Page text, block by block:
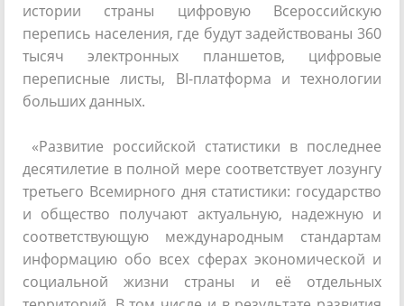
истории страны цифровую Всероссийскую
перепись населения, где будут задействованы 360
тысяч электронных планшетов, цифровые
переписные листы, BI-платформа и технологии
больших данных.
«Развитие российской статистики в последнее
десятилетие в полной мере соответствует лозунгу
третьего Всемирного дня статистики: государство
и общество получают актуальную, надежную и
соответствующую международным стандартам
информацию обо всех сферах экономической и
социальной жизни страны и её отдельных